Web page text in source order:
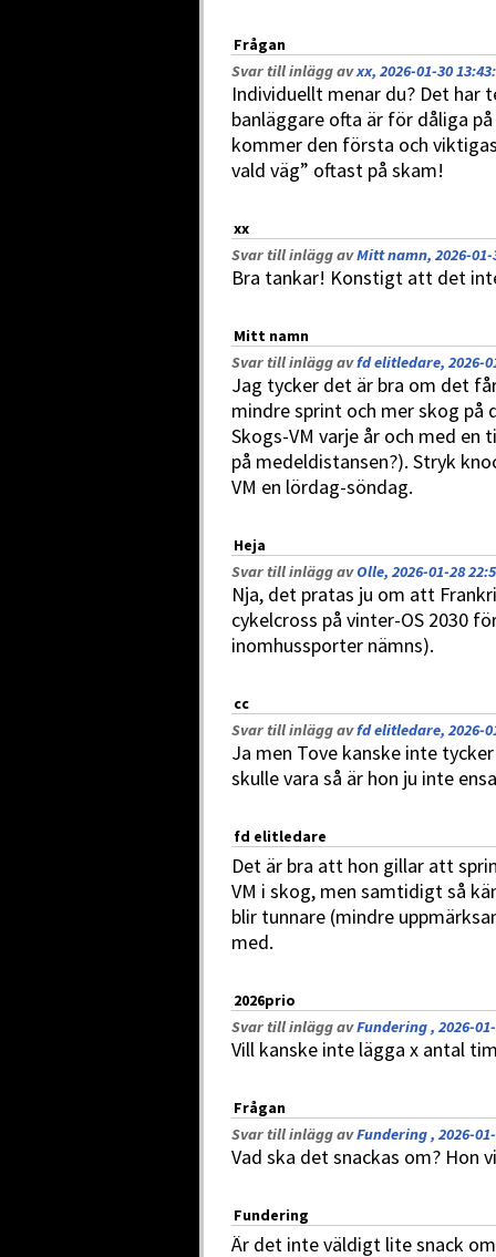
Frågan
Svar till inlägg avxx, 2026-01-30 13:43:
Individuellt menar du? Det har
banläggare ofta är för dåliga
kommer den första och
vald väg” oftast på skam!
xx
Svar till inlägg avMitt namn, 2026-01-
Bra tankar! Konstigt att det
Mitt namn
Svar till inlägg avfd elitledare, 2026-
Jag tycker det är bra om det
mindre sprint och mer skog
Skogs-VM varje år och med
på medeldistansen?). Stryk
VM en lördag-söndag.
Heja
Svar till inlägg avOlle, 2026-01-28
Nja, det pratas ju om att
cykelcross på vinter-OS 2030
inomhussporter nämns).
cc
Svar till inlägg avfd elitledare, 2026-
Ja men Tove kanske inte
skulle vara så är hon ju inte
fd elitledare
Det är bra att hon gillar att
VM i skog, men samtidigt så
blir tunnare (mindre
med.
2026prio
Svar till inlägg avFundering , 2026-
Vill kanske inte lägga x antal
Frågan
Svar till inlägg avFundering , 2026-
Vad ska det snackas om? Hon
Fundering
Är det inte väldigt lite snack